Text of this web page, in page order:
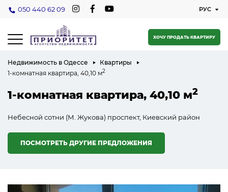
050 440 62 09
ХОЧУ ПРОДАТЬ КВАРТИРУ
Недвижимость в Одессе
Квартиры
1-комнатная квартира, 40,10 м2
1-комнатная квартира, 40,10 м2
Небесной сотни (М. Жукова) проспект, Киевский район
ПОСМОТРЕТЬ ДРУГИЕ ПРЕДЛОЖЕНИЯ